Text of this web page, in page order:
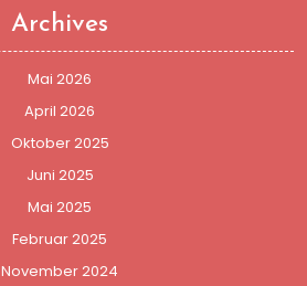
Archives
Mai 2026
April 2026
Oktober 2025
Juni 2025
Mai 2025
Februar 2025
November 2024